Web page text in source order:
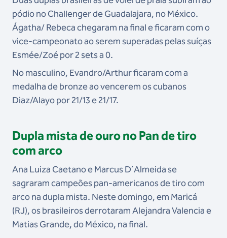
pódio no Challenger de Guadalajara, no México.
Ágatha/ Rebeca chegaram na final e ficaram com o
vice-campeonato ao serem superadas pelas suíças
Esmée/Zoé por 2 sets a 0.
No masculino, Evandro/Arthur ficaram com a
medalha de bronze ao vencerem os cubanos
Diaz/Alayo por 21/13 e 21/17.
Dupla mista de ouro no Pan de tiro
com arco
Ana Luiza Caetano e Marcus D´Almeida se
sagraram campeões pan-americanos de tiro com
arco na dupla mista. Neste domingo, em Maricá
(RJ), os brasileiros derrotaram Alejandra Valencia e
Matias Grande, do México, na final.